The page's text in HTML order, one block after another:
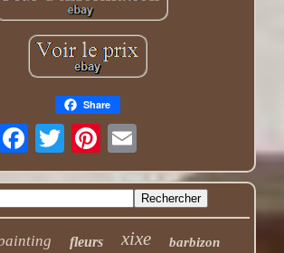
Share
fleurs xixe barbizon